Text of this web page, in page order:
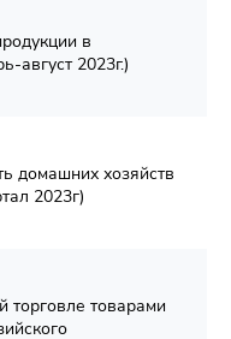
в
август 2023г.)
домашних хозяйств
2023г)
торговле товарами